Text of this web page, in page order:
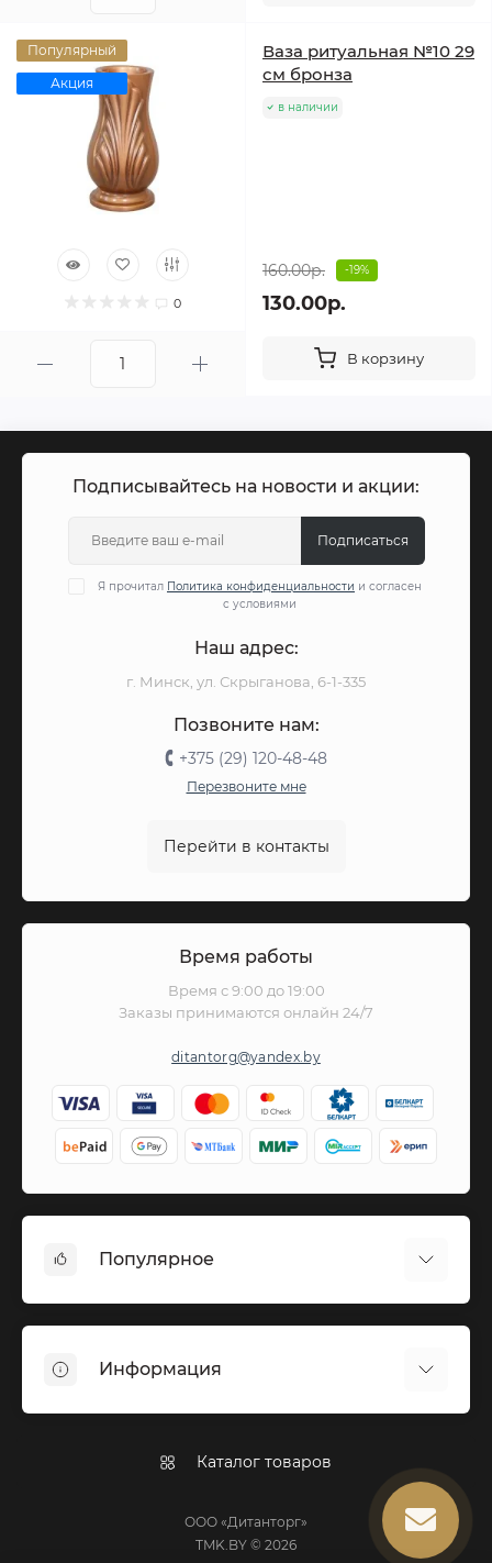
Популярный
Акция
0
Ваза ритуальная №10 29
см бронза
в наличии
160.00р. -19%
130.00р.
В корзину
Подписывайтесь на новости и акции:
Подписаться
Я прочитал Политика конфиденциальности и согласен
с условиями
Наш адрес:
г. Минск, ул. Скрыганова, 6-1-335
Позвоните нам:
+375 (29) 120-48-48
Перезвоните мне
Перейти в контакты
Время работы
Время с 9:00 до 19:00
Заказы принимаются онлайн 24/7
ditantorg@yandex.by
Популярное
Вазы серебро
Вазы из гранита
Вазы черные с золотом
Информация
Наши реквизиты
Политика конфиденциальности
Каталог товаров
ООО «Дитанторг»
TMK.BY © 2026